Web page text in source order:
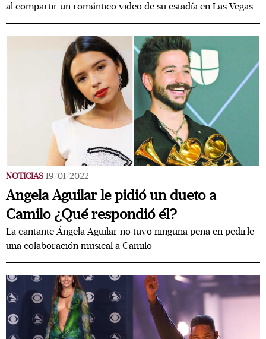
al compartir un romántico video de su estadía en Las Vegas
NOTICIAS 19/01/2022
Angela Aguilar le pidió un dueto a
Camilo ¿Qué respondió él?
La cantante Ángela Aguilar no tuvo ninguna pena en pedirle
una colaboración musical a Camilo